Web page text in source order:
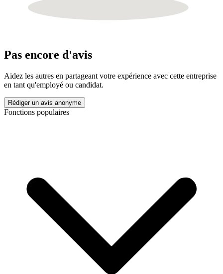
Pas encore d'avis
Aidez les autres en partageant votre expérience avec cette entreprise
en tant qu'employé ou candidat.
Rédiger un avis anonyme
Fonctions populaires